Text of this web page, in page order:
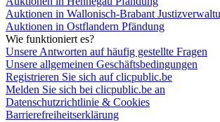
Auktionen in Wallonisch-Brabant
Auktionen in Ostflandern Pfändung
Wie funktioniert es?
Unsere Antworten auf häufig gestellte Fragen
Unsere allgemeinen Geschäftsbedingungen
Registrieren Sie sich auf clicpublic.be
Melden Sie sich bei clicpublic.be an
Datenschutzrichtlinie & Cookies
Barrierefreiheitserklärung